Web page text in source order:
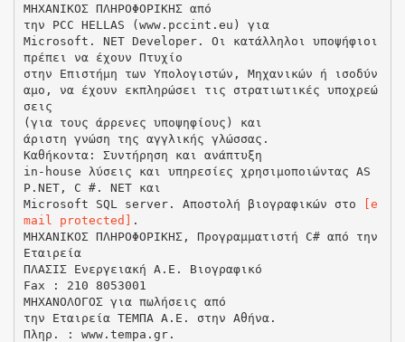
ΜΗΧΑΝΙΚΟΣ ΠΛΗΡΟΦΟΡΙΚΗΣ από
την PCC HELLAS (www.pccint.eu) για
Microsoft. NET Developer. Οι κατάλληλοι υποψήφιοι
πρέπει να έχουν Πτυχίο
στην Επιστήμη των Υπολογιστών, Μηχανικών ή ισοδύν
αμο, να έχουν εκπληρώσει τις στρατιωτικές υποχρεώ
σεις
(για τους άρρενες υποψηφίους) και
άριστη γνώση της αγγλικής γλώσσας.
Καθήκοντα: Συντήρηση και ανάπτυξη
in-house λύσεις και υπηρεσίες χρησιμοποιώντας AS
P.NET, C #. NET και
Microsoft SQL server. Αποστολή βιογραφικών στο
[e
mail protected] .
ΜΗΧΑΝΙΚΟΣ ΠΛΗΡΟΦΟΡΙΚΗΣ, Προγραμματιστή C# από την
Εταιρεία
ΠΛΑΣΙΣ Ενεργειακή Α.Ε. Βιογραφικό
Fax : 210 8053001
ΜΗΧΑΝΟΛΟΓΟΣ για πωλήσεις από
την Εταιρεία ΤΕΜΠΑ Α.Ε. στην Αθήνα.
Πληρ. : www.tempa.gr.